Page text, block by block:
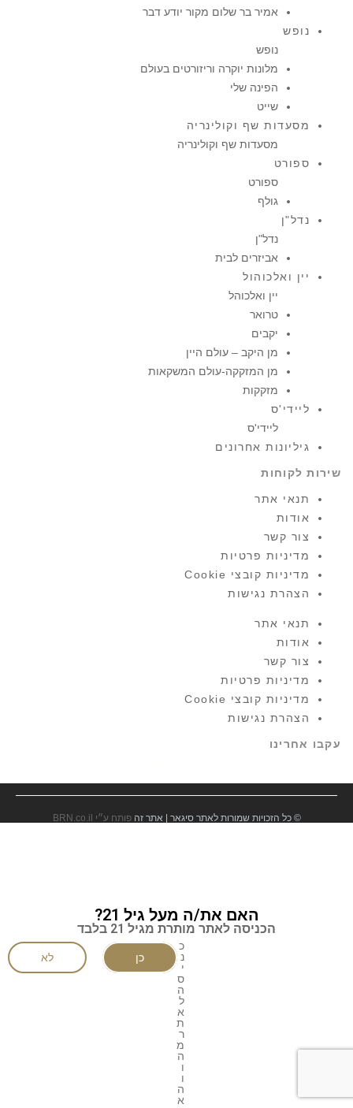
אמיר בר שלום מקור יודע דבר
נופש
נופש
מלונות יוקרה וריזורטים בעולם
הפינה שלי
שייט
מסעדות שף וקולינריה
מסעדות שף וקולינריה
ספורט
ספורט
גולף
נדל"ן
נדל"ן
אביזרים לבית
יין ואלכוהול
יין ואלכוהל
טרואר
יקבים
מן היקב – עולם היין
מן המזקקה-עולם המשקאות
מזקקות
ליידי'ס
ליידי'ס
גיליונות אחרונים
שירות לקוחות
תנאי אתר
אודות
צור קשר
מדיניות פרטיות
מדיניות קובצי Cookie
הצהרת נגישות
תנאי אתר
אודות
צור קשר
מדיניות פרטיות
מדיניות קובצי Cookie
הצהרת נגישות
עקבו אחרינו
© כל הזכויות שמורות לאתר סיגאר | אתר זהפותח ע״י BRN.co.il
האם את/ה מעל גיל 21?
הכניסה לאתר מותרת מגיל 21 בלבד
לא כן
כ
נ
י
ס
ה
ל
א
ת
ר
מ
ה
ו
ו
ה
א